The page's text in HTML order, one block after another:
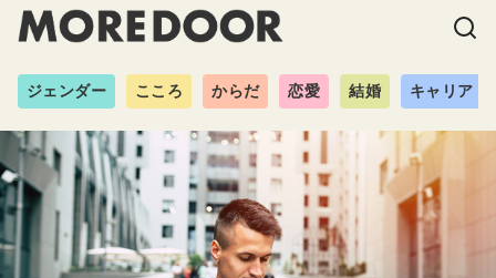
ジェンダー こころ からだ 恋愛 結婚 キャリア